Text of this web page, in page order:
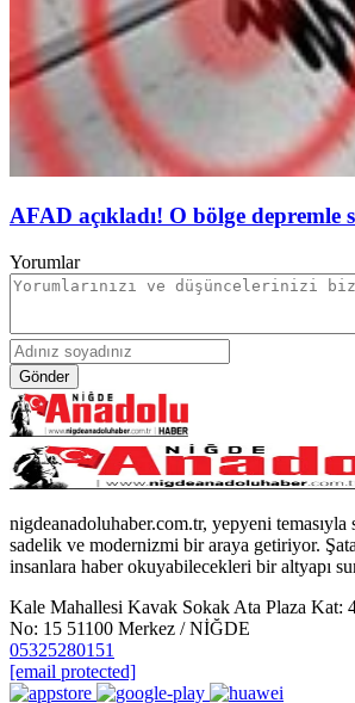
AFAD açıkladı! O bölge depremle
Yorumlar
Gönder
nigdeanadoluhaber.com.tr, yepyeni
sadelik ve modernizmi bir araya getiriyor.
insanlara haber okuyabilecekleri bir altyapı
Kale Mahallesi Kavak Sokak Ata Plaza Kat:
No: 15 51100 Merkez / NİĞDE
05325280151
[email protected]